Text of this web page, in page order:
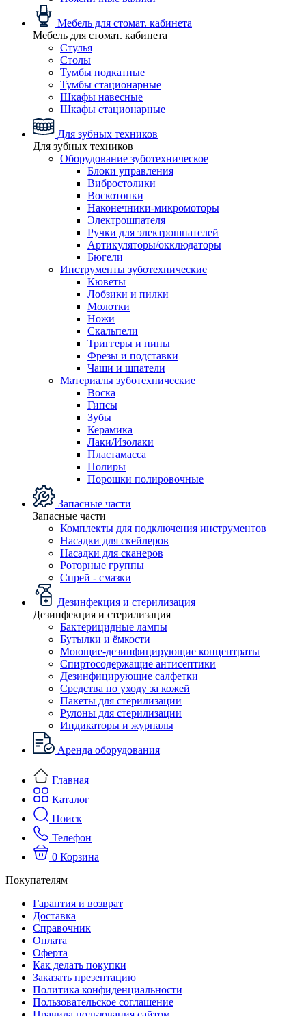
Мебель для стомат. кабинета
Мебель для стомат. кабинета
Стулья
Столы
Тумбы подкатные
Тумбы стационарные
Шкафы навесные
Шкафы стационарные
Для зубных техников
Для зубных техников
Оборудование зуботехническое
Блоки управления
Вибростолики
Воскотопки
Наконечники-микромоторы
Электрошпателя
Ручки для электрошпателей
Артикуляторы/окклюдаторы
Бюгели
Инструменты зуботехнические
Кюветы
Лобзики и пилки
Молотки
Ножи
Скальпели
Триггеры и пины
Фрезы и подставки
Чаши и шпатели
Материалы зуботехнические
Воска
Гипсы
Зубы
Керамика
Лаки/Изолаки
Пластамасса
Полиры
Порошки полировочные
Запасные части
Запасные части
Комплекты для подключения инструментов
Насадки для скейлеров
Насадки для сканеров
Роторные группы
Спрей - смазки
Дезинфекция и стерилизация
Дезинфекция и стерилизация
Бактерицидные лампы
Бутылки и ёмкости
Моющие-дезинфицирующие концентраты
Спиртосодержащие антисептики
Дезинфицирующие салфетки
Средства по уходу за кожей
Пакеты для стерилизации
Рулоны для стерилизации
Индикаторы и журналы
Аренда оборудования
Главная
Каталог
Поиск
Телефон
0 Корзина
Покупателям
Гарантия и возврат
Доставка
Справочник
Оплата
Оферта
Как делать покупки
Заказать презентацию
Политика конфиденциальности
Пользовательское соглашение